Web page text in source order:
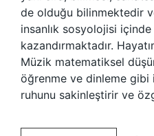
de olduğu bilinmektedir
insanlık sosyolojisi
kazandırmaktadır.
Müzik matematiksel
öğrenme ve dinleme gibi
ruhunu sakinleştirir ve